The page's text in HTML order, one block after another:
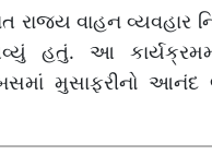
વાહન વ્યવહાર
હતું. આ
મુસાફરીનો આનંદ